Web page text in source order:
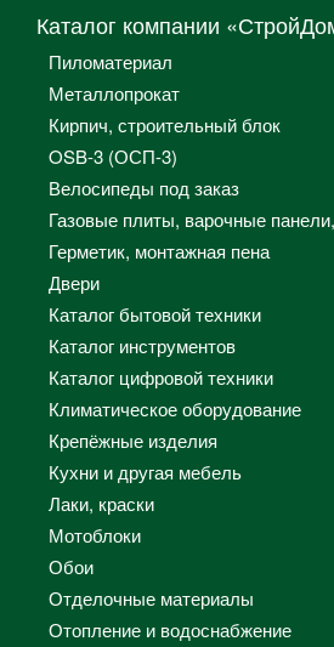
Каталог компании
Пиломатериал
Металлопрокат
Кирпич, строительный блок
OSB-3 (ОСП-3)
Велосипеды под заказ
Газовые плиты, варочные
Герметик, монтажная пена
Двери
Каталог бытовой техники
Каталог инструментов
Каталог цифровой техники
Климатическое оборудование
Крепёжные изделия
Кухни и другая мебель
Лаки, краски
Мотоблоки
Обои
Отделочные материалы
Отопление и водоснабжение